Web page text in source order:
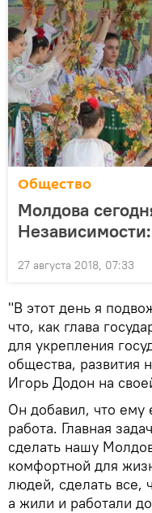
Общество
Молдова
27 августа 2018, 07:33
"В этот день я
что, как глава
для укрепления
общества, развития
Игорь Додон на
Он добавил, что ему
работа. Главная
сделать нашу
комфортной для
людей, сделать все,
а жили и работали